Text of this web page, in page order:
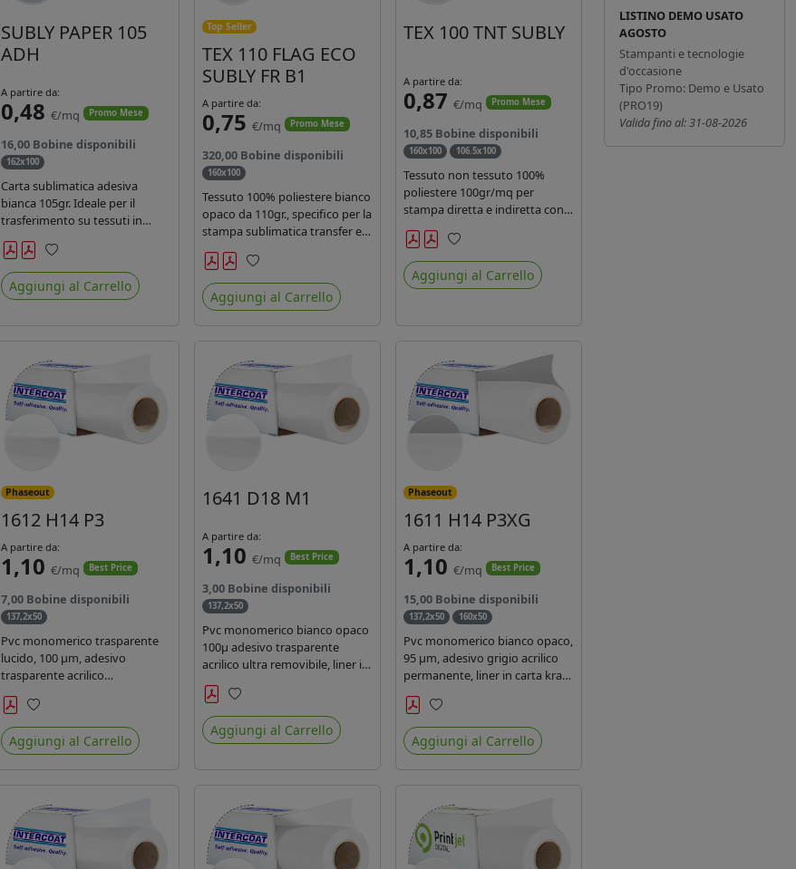
SUBLY PAPER 105
ADH
A partire da:
0,48 €/mq Promo Mese
16,00 Bobine disponibili
162x100
Carta sublimatica adesiva
bianca 105gr. Ideale per il
trasferimento su tessuti in
poliestere nel settore
sportwear .
Preferiti
Aggiungi al Carrello
Top Seller
TEX 110 FLAG ECO
SUBLY FR B1
A partire da:
0,75 €/mq Promo Mese
320,00 Bobine disponibili
160x100
Tessuto 100% poliestere bianco
opaco da 110gr., specifico per la
stampa sublimatica transfer e
diretta. Ideale per la
realizzazione di stendardi e
bandiere, grazie al passaggio
dell'inchiostro su entrambi i
Preferiti
Aggiungi al Carrello
TEX 100 TNT SUBLY
A partire da:
0,87 €/mq Promo Mese
10,85 Bobine disponibili
160x100 106.5x100
Tessuto non tessuto 100%
poliestere 100gr/mq per
stampa diretta e indiretta con
inchiostro sublimatico, latex e
uv.
Preferiti
Aggiungi al Carrello
Phaseout
1612 H14 P3
A partire da:
1,10 €/mq Best Price
7,00 Bobine disponibili
137,2x50
Pvc monomerico trasparente
lucido, 100 µm, adesivo
trasparente acrilico
permanente durata 3 anni, liner
in carta kraft monosiliconata da
135 gr, REACH compliant per
stampa con inchiostri solvente
Preferiti
Aggiungi al Carrello
1641 D18 M1
A partire da:
1,10 €/mq Best Price
3,00 Bobine disponibili
137,2x50
Pvc monomerico bianco opaco
100µ adesivo trasparente
acrilico ultra removibile, liner in
carta kraft da 140gr/mq. Durata
3 anni. Dotato di certificato FR
B1 e conforme alla normativa
REACH.
Preferiti
Aggiungi al Carrello
Phaseout
1611 H14 P3XG
A partire da:
1,10 €/mq Best Price
15,00 Bobine disponibili
137,2x50 160x50
Pvc monomerico bianco opaco,
95 µm, adesivo grigio acrilico
permanente, liner in carta kraft
siliconata 135gr/mq. Durata 3
anni, certificato FR B1,
conforme al REACH, stampa
con ink solvente, ecosolvente,
Preferiti
Aggiungi al Carrello
LISTINO DEMO USATO
AGOSTO
Stampanti e tecnologie
d'occasione
Tipo Promo: Demo e Usato
(PRO19)
Valida fino al: 31-08-2026